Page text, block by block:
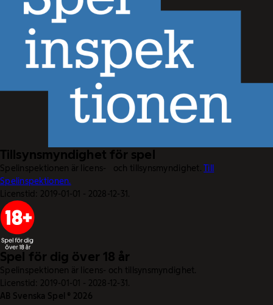
Tillsynsmyndighet för spel
Spelinspektionen är licens- och tillsynsmyndighet.Till
Spelinspektionen.
Licenstid: 2019-01-01 - 2028-12-31.
Spel för dig över 18 år
Spelinspektionen är licens- och tillsynsmyndighet.
Licenstid: 2019-01-01 - 2028-12-31.
AB Svenska Spel © 2026